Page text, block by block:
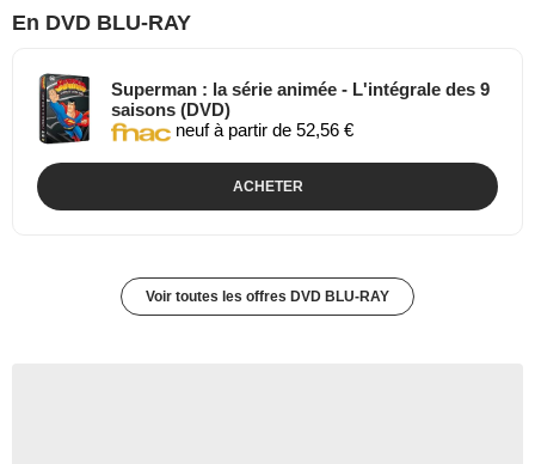
En DVD BLU-RAY
Superman : la série animée - L'intégrale des 9
saisons (DVD)
neuf à partir de 52,56 €
ACHETER
Voir toutes les offres DVD BLU-RAY